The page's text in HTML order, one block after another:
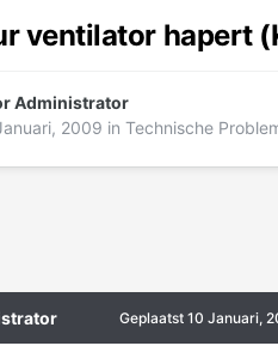
ventilator hapert
Administrator
2009 in Technische
Geplaatst 10 Januari,